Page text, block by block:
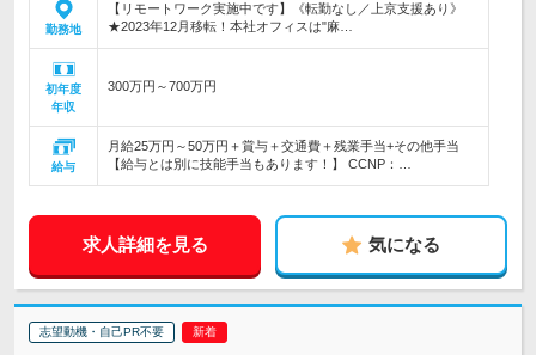
勤務地
【リモートワーク実施中です】《転勤なし／上京支援あり》
★2023年12月移転！本社オフィスは"麻…
初年度
年収
300万円～700万円
給与
月給25万円～50万円＋賞与＋交通費＋残業手当+その他手当
【給与とは別に技能手当もあります！】 CCNP：…
求人詳細を見る 気になる
志望動機・自己PR不要